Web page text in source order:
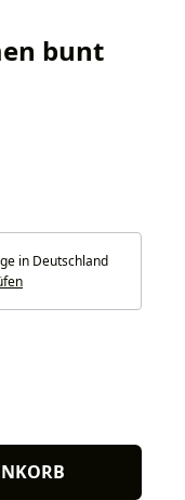
bunt
in Deutschland